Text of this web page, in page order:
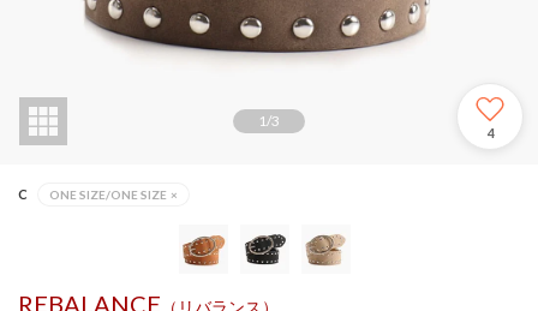
1/3
4
C ONE SIZE/ONE SIZE ×
REBALANCE （リバランス）